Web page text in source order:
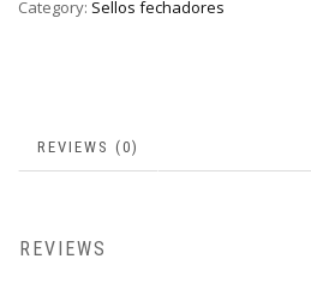
Category: Sellos fechadores
REVIEWS (0)
REVIEWS